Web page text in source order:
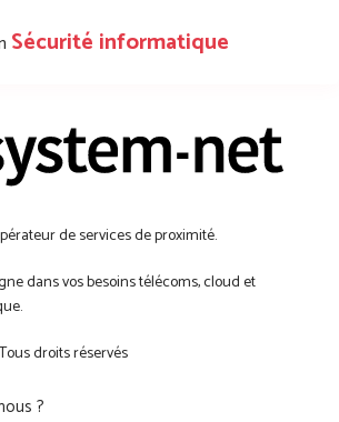
Sécurité informatique
de services de proximité.
dans vos besoins télécoms, cloud et
droits réservés
?